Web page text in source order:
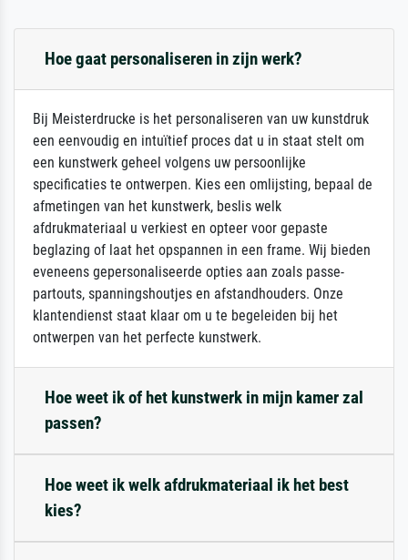
Hoe gaat personaliseren in zijn werk?
Bij Meisterdrucke is het personaliseren van uw kunstdruk
een eenvoudig en intuïtief proces dat u in staat stelt om
een kunstwerk geheel volgens uw persoonlijke
specificaties te ontwerpen. Kies een omlijsting, bepaal de
afmetingen van het kunstwerk, beslis welk
afdrukmateriaal u verkiest en opteer voor gepaste
beglazing of laat het opspannen in een frame. Wij bieden
eveneens gepersonaliseerde opties aan zoals passe-
partouts, spanningshoutjes en afstandhouders. Onze
klantendienst staat klaar om u te begeleiden bij het
ontwerpen van het perfecte kunstwerk.
Hoe weet ik of het kunstwerk in mijn kamer zal
passen?
Hoe weet ik welk afdrukmateriaal ik het best
kies?